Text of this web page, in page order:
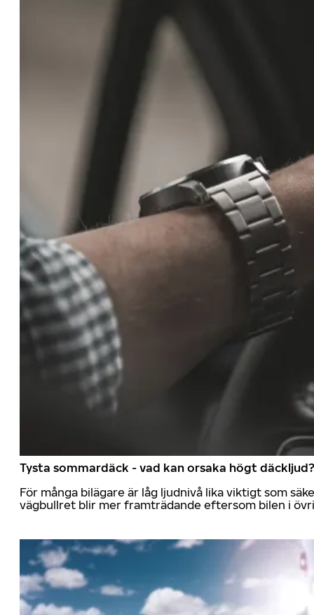
Tysta sommardäck - vad kan orsaka högt däckljud?
För många bilägare är låg ljudnivå lika viktigt som
vägbullret blir mer framträdande eftersom bilen i